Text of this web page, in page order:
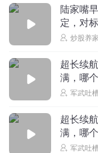
陆家嘴
定，对
炒股养
超长续
满，哪
军武吐
超长续
满，哪
军武吐